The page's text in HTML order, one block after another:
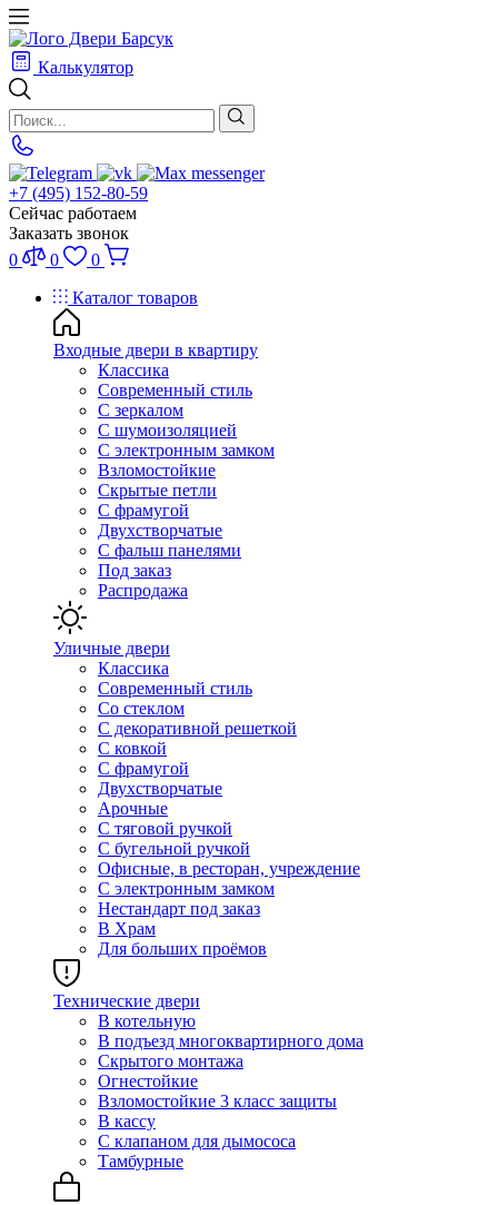
Калькулятор
+7 (495) 152-80-59
Сейчас работаем
Заказать звонок
0
0
0
Каталог товаров
Входные двери в квартиру
Классика
Современный стиль
С зеркалом
С шумоизоляцией
С электронным замком
Взломостойкие
Скрытые петли
С фрамугой
Двухстворчатые
С фальш панелями
Под заказ
Распродажа
Уличные двери
Классика
Современный стиль
Со стеклом
С декоративной решеткой
С ковкой
С фрамугой
Двухстворчатые
Арочные
С тяговой ручкой
С бугельной ручкой
Офисные, в ресторан, учреждение
С электронным замком
Нестандарт под заказ
В Храм
Для больших проёмов
Технические двери
В котельную
В подъезд многоквартирного дома
Скрытого монтажа
Огнестойкие
Взломостойкие 3 класс защиты
В кассу
С клапаном для дымососа
Тамбурные